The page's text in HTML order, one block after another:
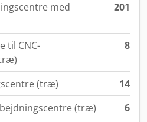
med
201
til CNC-
8
(træ)
14
(træ)
6